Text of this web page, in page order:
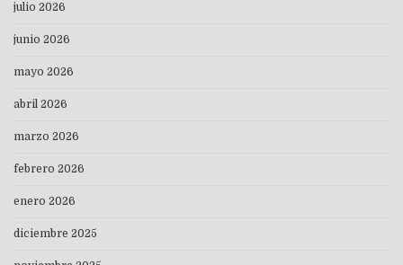
julio 2026
junio 2026
mayo 2026
abril 2026
marzo 2026
febrero 2026
enero 2026
diciembre 2025